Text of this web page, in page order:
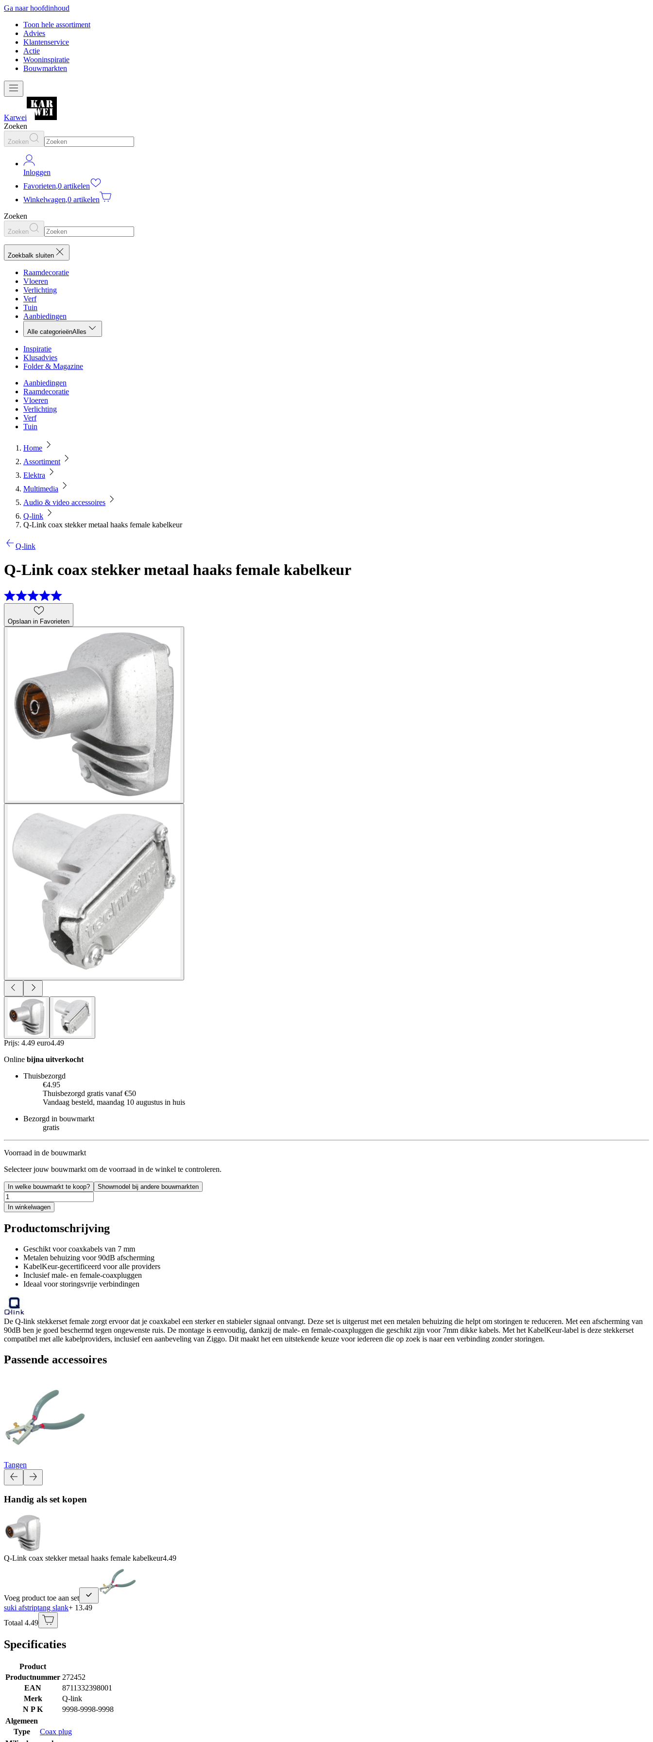
Ga naar hoofdinhoud
Toon hele assortiment
Advies
Klantenservice
Actie
Wooninspiratie
Bouwmarkten
Karwei
Zoeken
Zoeken
Inloggen
Favorieten,0 artikelen
Winkelwagen,0 artikelen
Zoeken
Zoeken
Zoekbalk sluiten
Raamdecoratie
Vloeren
Verlichting
Verf
Tuin
Aanbiedingen
Alle categorieënAlles
Inspiratie
Klusadvies
Folder & Magazine
Aanbiedingen
Raamdecoratie
Vloeren
Verlichting
Verf
Tuin
Home
Assortiment
Elektra
Multimedia
Audio & video accessoires
Q-link
Q-Link coax stekker metaal haaks female kabelkeur
Q-link
Q-Link coax stekker metaal haaks female kabelkeur
Opslaan in Favorieten
Prijs: 4.49 euro4.49
Online bijna uitverkocht
Thuisbezorgd
€4.95
Thuisbezorgd gratis vanaf €50
Vandaag besteld, maandag 10 augustus in huis
Bezorgd in bouwmarkt
gratis
Voorraad in de bouwmarkt
Selecteer jouw bouwmarkt om de voorraad in de winkel te controleren.
In welke bouwmarkt te koop? Showmodel bij andere bouwmarkten
In winkelwagen
Productomschrijving
Geschikt voor coaxkabels van 7 mm
Metalen behuizing voor 90dB afscherming
KabelKeur-gecertificeerd voor alle providers
Inclusief male- en female-coaxpluggen
Ideaal voor storingsvrije verbindingen
De Q-link stekkerset female zorgt ervoor dat je coaxkabel een sterker en stabieler signaal ontvangt. Deze set is uitgerust met een metalen behuizing die helpt om storingen te reduceren. Met een afscherming van
90dB ben je goed beschermd tegen ongewenste ruis. De montage is eenvoudig, dankzij de male- en female-coaxpluggen die geschikt zijn voor 7mm dikke kabels. Met het KabelKeur-label is deze stekkerset
compatibel met alle kabelproviders, inclusief een aanbeveling van Ziggo. Dit maakt het een uitstekende keuze voor iedereen die op zoek is naar een verbinding zonder storingen.
Passende accessoires
Tangen
Handig als set kopen
Q-Link coax stekker metaal haaks female kabelkeur4.49
Voeg product toe aan set
suki afstriptang slank+ 13.49
Totaal 4.49
Specificaties
Product
Productnummer 272452
EAN
8711332398001
Merk
Q-link
N P K
9998-9998-9998
Algemeen
Type
Coax plug